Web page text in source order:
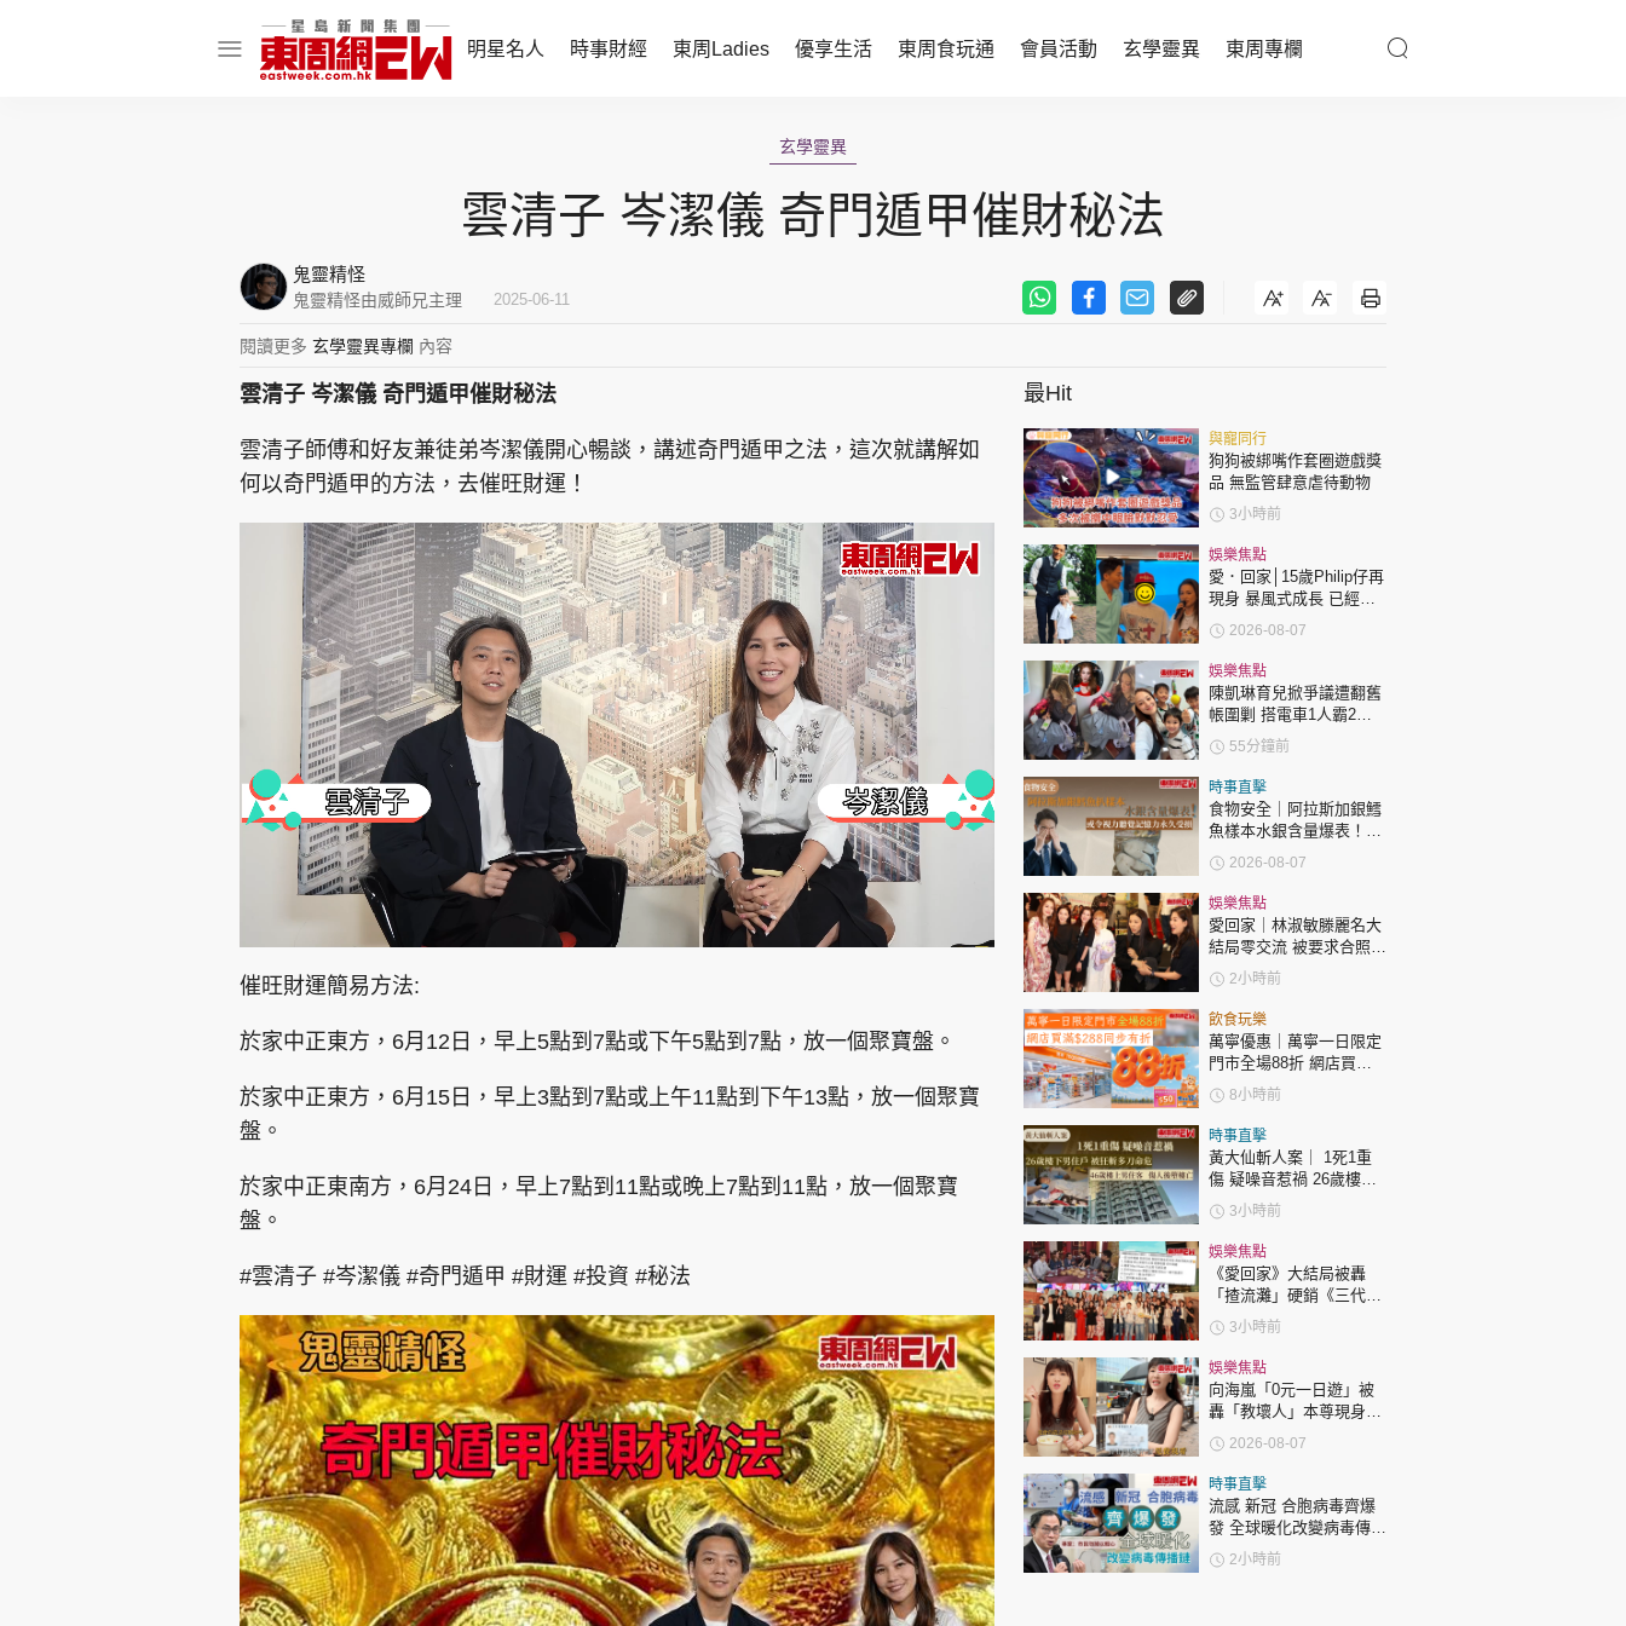
明星名人 時事財經 東周Ladies 優享生活 東周食玩通 會員活動 玄學靈異 東周專欄
東姑熱話
時事直擊
財經智庫
東周Ladies
談情說性
時尚生活
醫療百科
親子天地
與寵同行
東周食玩通
樂在灣區
飲食玩樂
會員活動
東周JETSO 東勝運程
神機妙算 李丞責
緣來有理 麥玲玲
鬼靈精怪 威師兄
娛樂名人
文化藝術
時政財經
健康生活
飲食旅遊
集團旗下品牌
東周刊 cazbuyer 東Touch PCM 電腦廣場 星島頭條 星島日報 頭條日報 星島環球 The Standard 親子王
Oh!爸媽 JobMarket 頭條搵工 EDUPLUS
Copyright © 東周網 版權所有 . 不得轉載 ©Eastweek.com.hk. All rights reserved.
玄學靈異
雲清子 岑潔儀 奇門遁甲催財秘法
鬼靈精怪
鬼靈精怪由威師兄主理 2025-06-11
閱讀更多 玄學靈異專欄 內容
雲清子 岑潔儀 奇門遁甲催財秘法
雲清子師傅和好友兼徒弟岑潔儀開心暢談，講述奇門遁甲之法，這次就講解如
何以奇門遁甲的方法，去催旺財運！
n
t
e
o
e
d
.
5
9
催旺財運簡易方法:
於家中正東方，6月12日，早上5點到7點或下午5點到7點，放一個聚寶盤。
於家中正東方，6月15日，早上3點到7點或上午11點到下午13點，放一個聚寶
盤。
於家中正東南方，6月24日，早上7點到11點或晚上7點到11點，放一個聚寶
盤。
#雲清子 #岑潔儀 #奇門遁甲 #財運 #投資 #秘法
最Hit
與寵同行
狗狗被綁嘴作套圈遊戲獎
品 無監管肆意虐待動物
3小時前
娛樂焦點
愛．回家│15歲Philip仔再
現身 暴風式成長 已經高
過「三太」樊亦敏！
2026-08-07
娛樂焦點
陳凱琳育兒掀爭議遭翻舊
帳圍剿 搭電車1人霸2個
位 被轟自私欠公德心 有
指反應過度不公平
55分鐘前
時事直擊
食物安全｜阿拉斯加銀鱈
魚樣本水銀含量爆表！或
令視力聽覺記憶力永久受
損
2026-08-07
娛樂焦點
愛回家｜林淑敏滕麗名大
結局零交流 被要求合照即
閃「不和升級」？兩人咁
回應
2小時前
飲食玩樂
萬寧優惠｜萬寧一日限定
門市全場88折 網店買滿
$288同步有折
8小時前
時事直擊
黃大仙斬人案｜ 1死1重
傷 疑噪音惹禍 26歲樓下
男住戶 被狂斬多刀命危
46歲樓上男住客 傷人後
墮樓亡
3小時前
娛樂焦點
《愛回家》大結局被轟
「揸流灘」硬銷《三代同
糖》 劇集播畢台前幕後喊
爆場面感人
3小時前
娛樂焦點
向海嵐「0元一日遊」被
轟「教壞人」本尊現身回
應網民
2026-08-07
時事直擊
流感 新冠 合胞病毒齊爆
發 全球暖化改變病毒傳播
鏈 專家：市民勿掉以輕心
2小時前